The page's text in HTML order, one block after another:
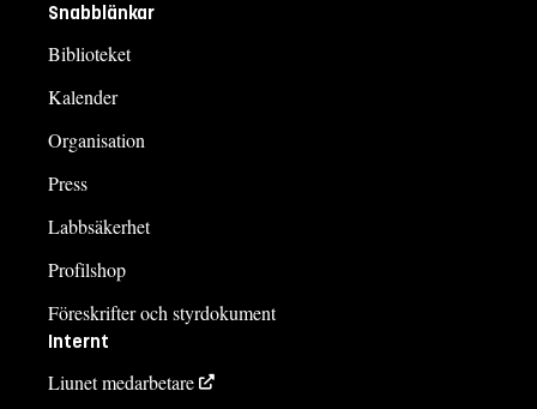
Snabblänkar
Biblioteket
Kalender
Organisation
Press
Labbsäkerhet
Profilshop
Föreskrifter och styrdokument
Internt
Liunet medarbetare